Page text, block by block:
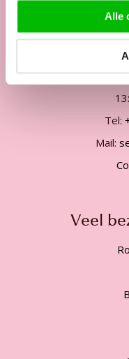
Alle
Onze
Tel:
Mail:
Veel